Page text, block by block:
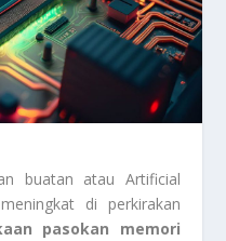
buatan atau Artificial
di perkirakan
pasokan memori